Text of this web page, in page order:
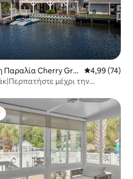
Παραλία Cherry Gro
Μέση
4,99 (74)
μέχρι την